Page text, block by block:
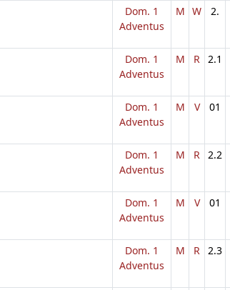
Dom. 1
Adventus
M W 2.
Dom. 1
Adventus
M R 2.1
Dom. 1
Adventus
M V 01
Dom. 1
Adventus
M R 2.2
Dom. 1
Adventus
M V 01
Dom. 1
Adventus
M R 2.3